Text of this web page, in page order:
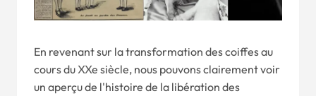
En revenant sur la transformation des coiffes au
cours du XXe siècle, nous pouvons clairement voir
un aperçu de l'histoire de la libération des